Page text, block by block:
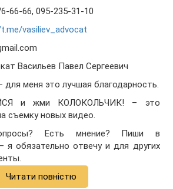
66-66, 095-235-31-10
vasiliev_advocat
Васильев Павел Сергеевич
меня это лучшая благодарность.
и жми КОЛОКОЛЬЧИК! – это
съемку новых видео.
Есть мнение? Пиши в
обязательно отвечу и для других
Читати повністю